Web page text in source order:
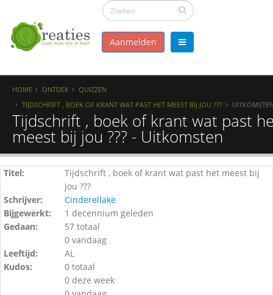
Aanmelden
HOME ONTDEK
QUIZZEN
TIJDSCHRIFT , BOEK OF KRANT WAT PAST HET MEEST BIJ JOU ???
Tijdschrift , boek of krant wat past
meest bij jou ??? - Uitkomsten
Titel:
Tijdschrift , boek of krant wat past het meest bij
jou ???
Schrijver:
Cinderellake
Bijgewerkt:
1 decennium geleden
Gedaan:
57 totaal
0 vandaag
Leeftijd:
AL
Kudos:
0 totaal
0 deze week